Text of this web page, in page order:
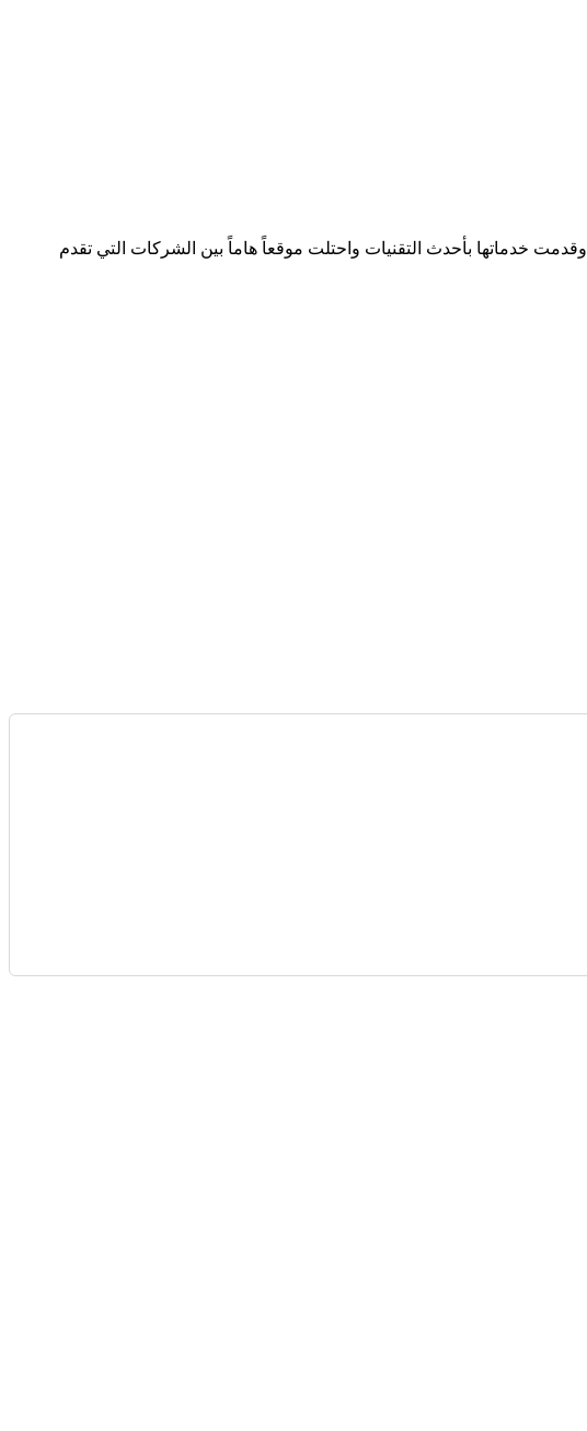
مؤسسة رسمية تابعه لوزارة التجارة والصناعة بسجل تجاري رقم 392254 متواجدة في دولتين وتعمل في هذا المجال منذ 2005 وقدمت خدماتها بأحدث التقنيات واحتلت موقعاً هاماً بين الشركات التي تقدم